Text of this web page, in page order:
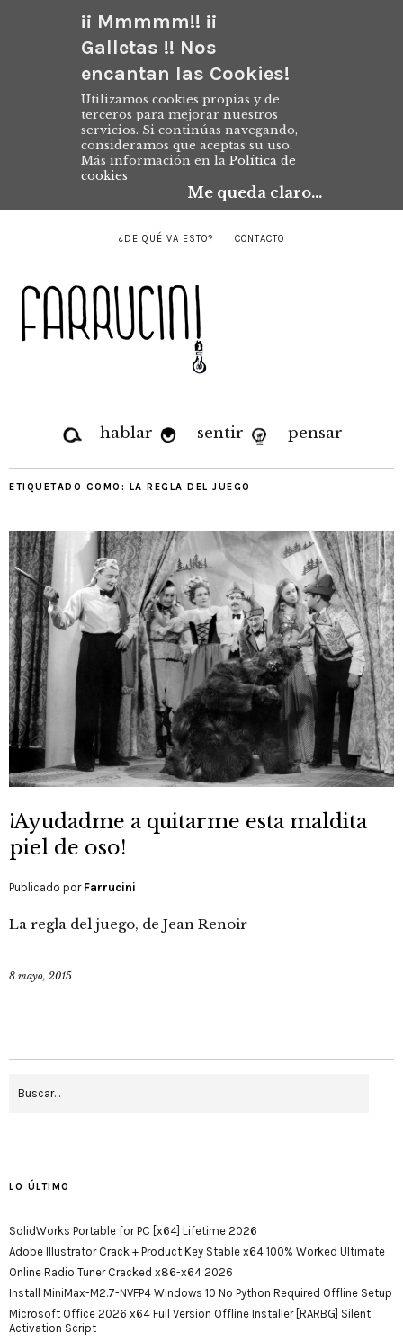
¡¡ Mmmmm!! ¡¡
Galletas !! Nos
encantan las Cookies!
Utilizamos cookies propias y de
terceros para mejorar nuestros
servicios. Si continúas navegando,
consideramos que aceptas su uso.
Más información en la Política de
cookies
Me queda claro...
¿DE QUÉ VA ESTO? CONTACTO
hablar sentir pensar
ETIQUETADO COMO: LA REGLA DEL JUEGO
¡Ayudadme a quitarme esta maldita
piel de oso!
Publicado por Farrucini
La regla del juego, de Jean Renoir
8 mayo, 2015
LO ÚLTIMO
SolidWorks Portable for PC [x64] Lifetime 2026
Adobe Illustrator Crack + Product Key Stable x64 100% Worked Ultimate
Online Radio Tuner Cracked x86-x64 2026
Install MiniMax-M2.7-NVFP4 Windows 10 No Python Required Offline Setup
Microsoft Office 2026 x64 Full Version Offline Installer [RARBG] Silent
Activation Script